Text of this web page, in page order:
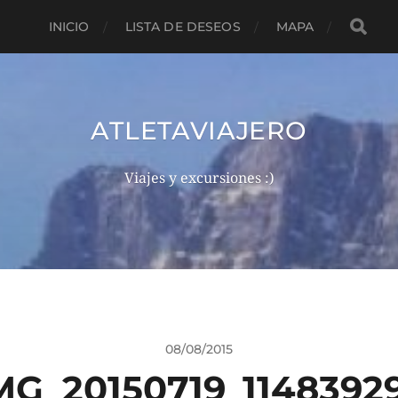
INICIO LISTA DE DESEOS MAPA
ATLETAVIAJERO
Viajes y excursiones :)
08/08/2015